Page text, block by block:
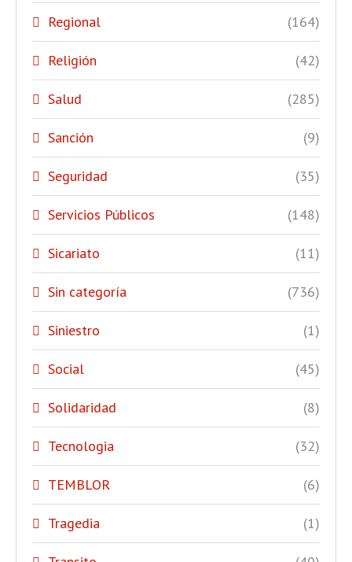
Regional (164)
Religión (42)
Salud (285)
Sanción (9)
Seguridad (35)
Servicios Públicos (148)
Sicariato (11)
Sin categoría (736)
Siniestro (1)
Social (45)
Solidaridad (8)
Tecnologia (32)
TEMBLOR (6)
Tragedia (1)